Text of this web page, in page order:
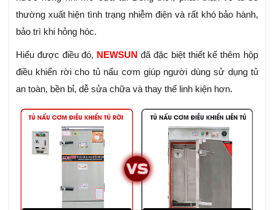
thường xuất hiện tình trạng nhiễm điện và rất khó bảo hành,
bảo trì khi hỏng hóc.
Hiểu được điều đó, NEWSUN đã đặc biệt thiết kế thêm hộp
điều khiển rời cho tủ nấu cơm giúp người dùng sử dụng tủ
an toàn, bền bỉ, dễ sửa chữa và thay thế linh kiện hơn.